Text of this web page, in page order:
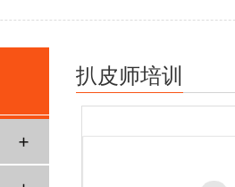
扒皮师培训